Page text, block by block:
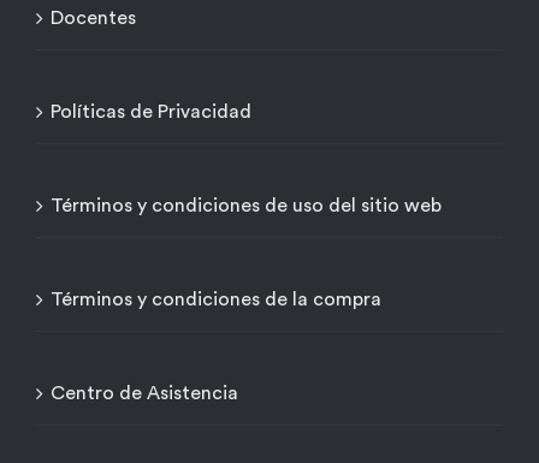
Docentes
Políticas de Privacidad
Términos y condiciones de uso del sitio web
Términos y condiciones de la compra
Centro de Asistencia